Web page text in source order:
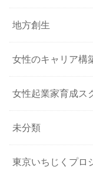
地方創生
女性のキャリア構
女性起業家育成ス
未分類
東京いちじくプロ